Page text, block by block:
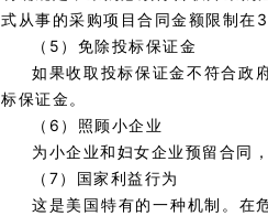
式从事的采购项目合同金额限制
（5）免除投标保证金
如果收取投标保证金不符合政
标保证金。
（6）照顾小企业
为小企业和妇女企业预留合同
（7）国家利益行为
这是美国特有的一种机制。在